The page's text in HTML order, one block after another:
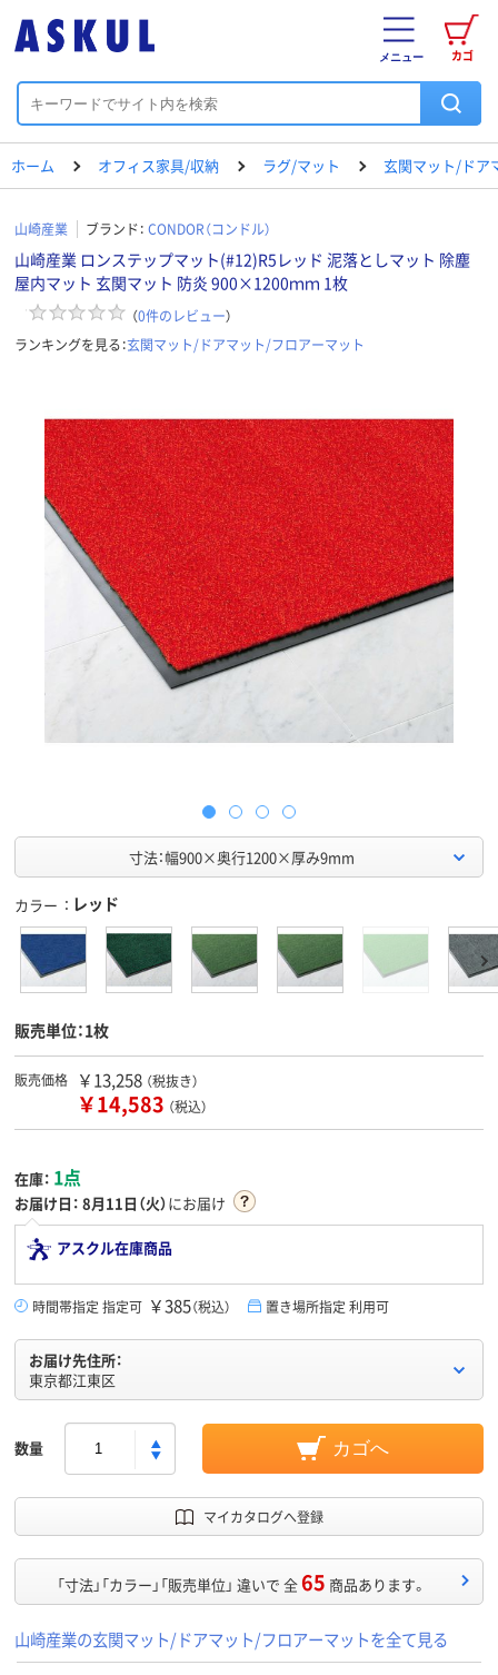
カゴ
メニュー
ホーム オフィス家具/収納 ラグ/マット 玄関マット/ドア
山崎産業 ブランド： CONDOR（コンドル）
山崎産業 ロンステップマット(#12)R5レッド 泥落としマット 除塵
屋内マット 玄関マット 防炎 900×1200ｍｍ 1枚
（0件のレビュー）
ランキングを見る：玄関マット/ドアマット/フロアーマット
寸法：幅900×奥行1200×厚み9mm
カラー レッド
販売単位：1枚
販売価格 ￥13,258 （税抜き）
￥14,583 （税込）
在庫： 1点
お届け日： 8月11日（火）にお届け
アスクル在庫商品
時間帯指定 指定可 ￥385（税込） 置き場所指定 利用可
お届け先住所：
東京都江東区
数量 カゴへ
マイカタログへ登録
「寸法」「カラー」「販売単位」 違いで 全65 商品あります。
山崎産業の玄関マット/ドアマット/フロアーマットを全て見る